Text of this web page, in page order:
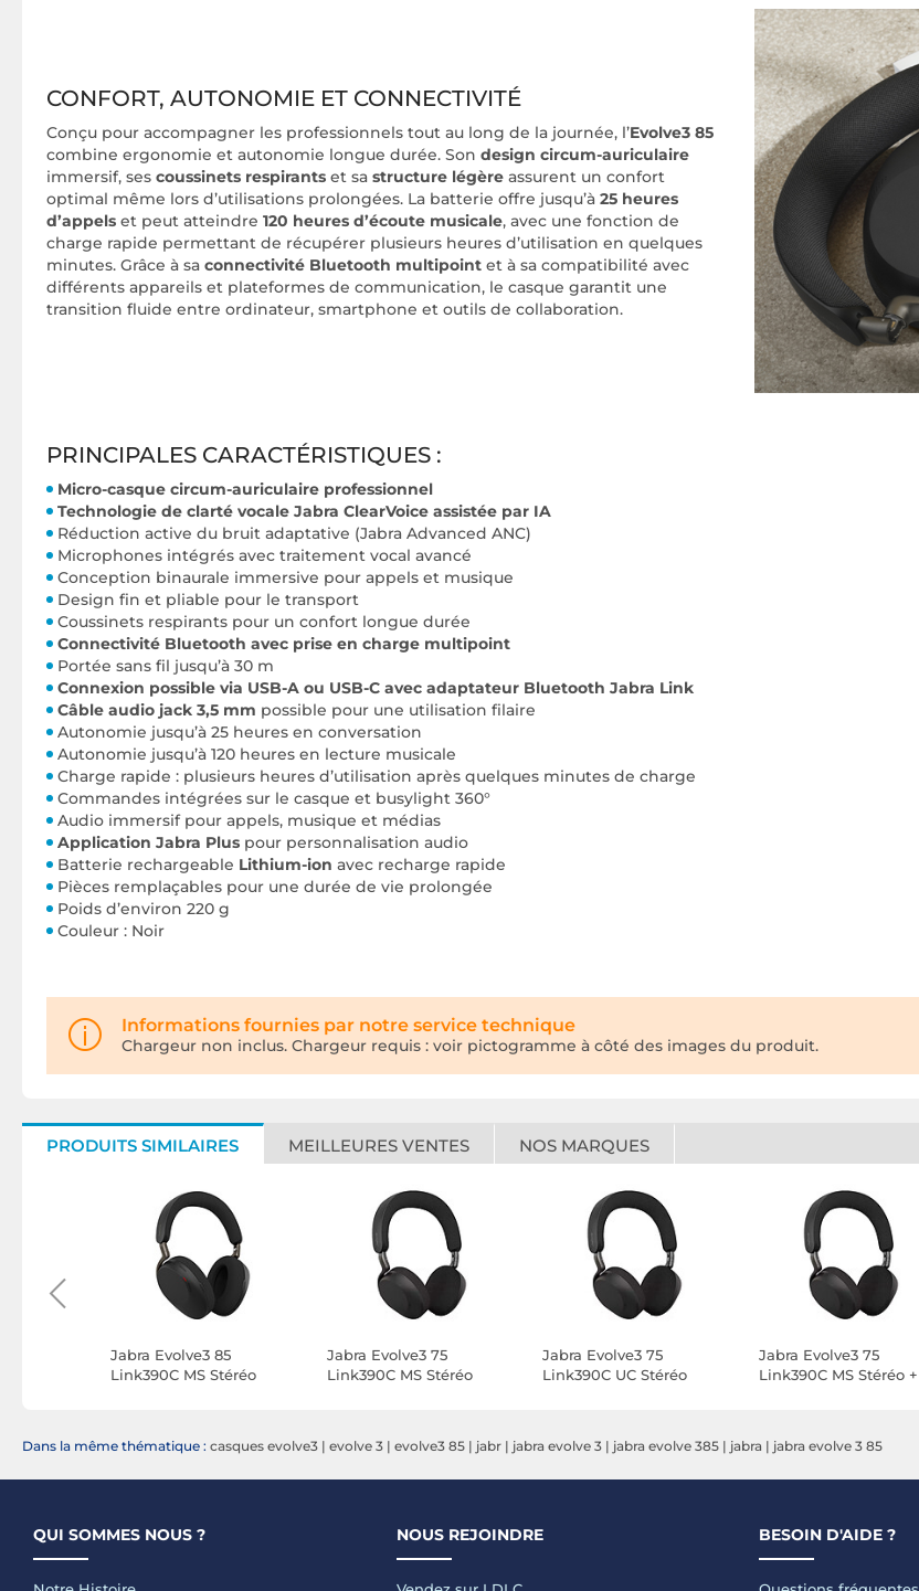
CONFORT, AUTONOMIE ET CONNECTIVITÉ
Conçu pour accompagner les professionnels tout au long de la journée, l’Evolve3 85
combine ergonomie et autonomie longue durée. Son design circum-auriculaire
immersif, ses coussinets respirants et sa structure légère assurent un confort
optimal même lors d’utilisations prolongées. La batterie offre jusqu’à 25 heures
d’appels et peut atteindre 120 heures d’écoute musicale, avec une fonction de
charge rapide permettant de récupérer plusieurs heures d’utilisation en quelques
minutes. Grâce à sa connectivité Bluetooth multipoint et à sa compatibilité avec
différents appareils et plateformes de communication, le casque garantit une
transition fluide entre ordinateur, smartphone et outils de collaboration.
PRINCIPALES CARACTÉRISTIQUES :
Micro-casque circum-auriculaire professionnel
Technologie de clarté vocale Jabra ClearVoice assistée par IA
Réduction active du bruit adaptative (Jabra Advanced ANC)
Microphones intégrés avec traitement vocal avancé
Conception binaurale immersive pour appels et musique
Design fin et pliable pour le transport
Coussinets respirants pour un confort longue durée
Connectivité Bluetooth avec prise en charge multipoint
Portée sans fil jusqu’à 30 m
Connexion possible via USB-A ou USB-C avec adaptateur Bluetooth Jabra Link
Câble audio jack 3,5 mm possible pour une utilisation filaire
Autonomie jusqu’à 25 heures en conversation
Autonomie jusqu’à 120 heures en lecture musicale
Charge rapide : plusieurs heures d’utilisation après quelques minutes de charge
Commandes intégrées sur le casque et busylight 360°
Audio immersif pour appels, musique et médias
Application Jabra Plus pour personnalisation audio
Batterie rechargeable Lithium-ion avec recharge rapide
Pièces remplaçables pour une durée de vie prolongée
Poids d’environ 220 g
Couleur : Noir
Informations fournies par notre service technique
Chargeur non inclus. Chargeur requis : voir pictogramme à côté des images du produit.
PRODUITS SIMILAIRES MEILLEURES VENTES NOS MARQUES
Jabra Evolve3 85
Link390C MS Stéréo
Jabra Evolve3 75
Link390C MS Stéréo
Jabra Evolve3 75
Link390C UC Stéréo
Jabra Evolve3 75
Link390C MS Stéréo +
Dans la même thématique : casques evolve3 | evolve 3 | evolve3 85 | jabr | jabra evolve 3 | jabra evolve 385 | jabra | jabra evolve 3 85
QUI SOMMES NOUS ? NOUS REJOINDRE BESOIN D'AIDE ?